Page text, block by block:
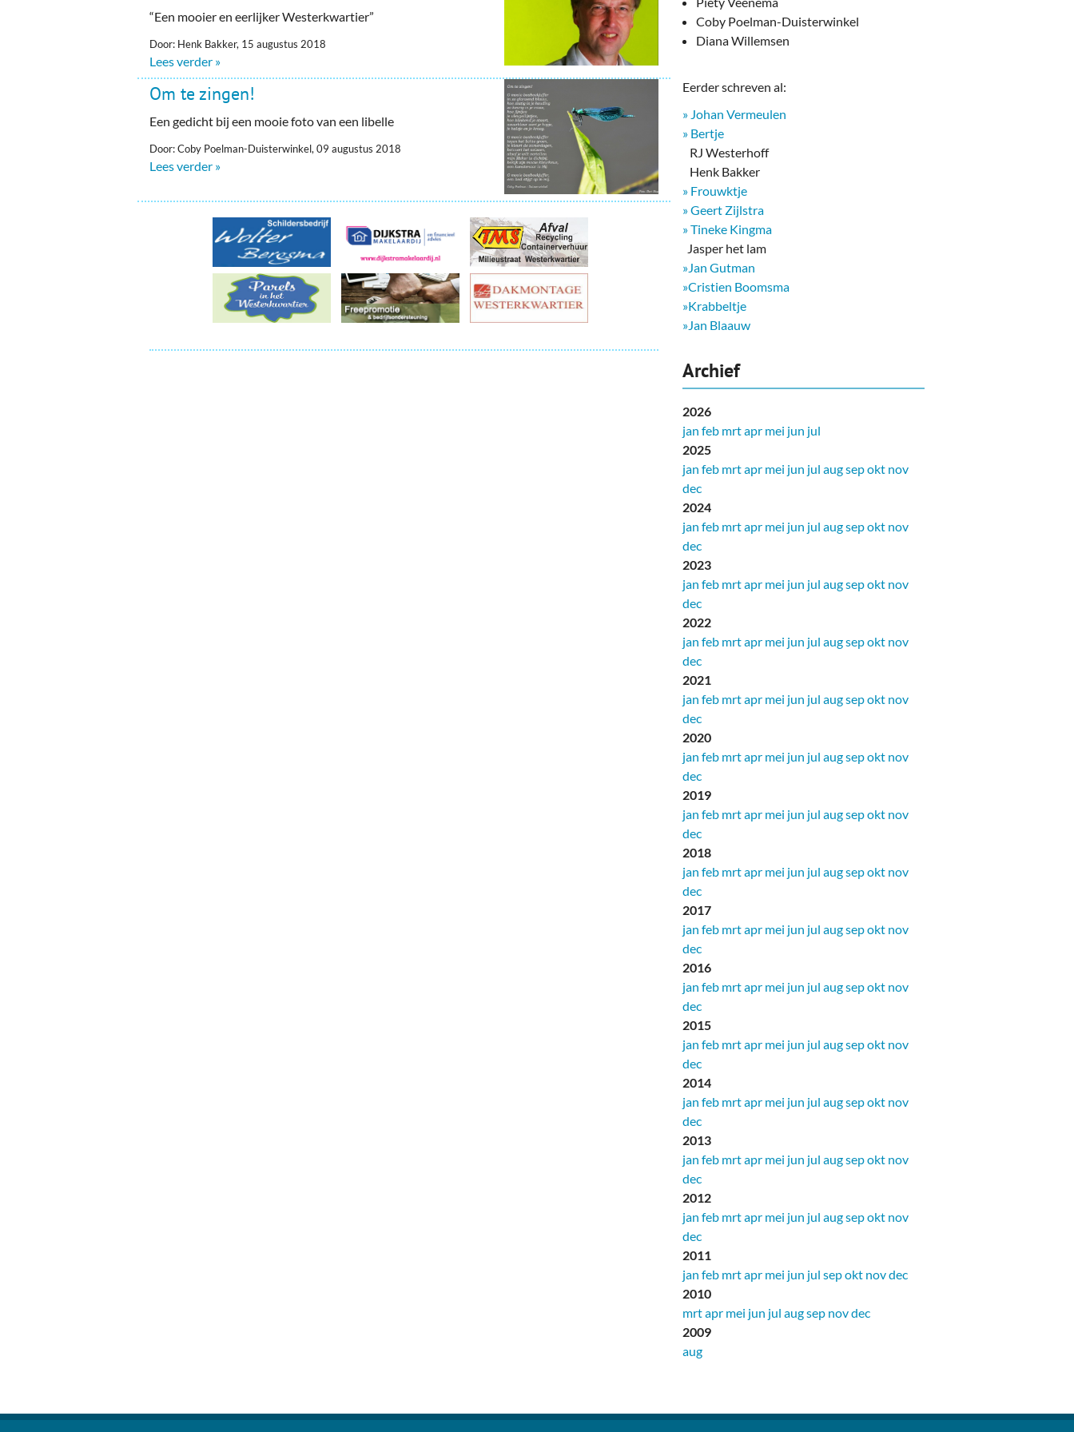
On-line bestellen in Zuidhorn
Diensten, Gemak & Zakelijk
(Ver) Bouw & Onderhoud
Bedrijventerreinen
Bedrijven in de Regio Zuidhorn
Bedrijven van Vroeger
“Een mooier en eerlijker Westerkwartier”
Door: Henk Bakker, 15 augustus 2018
Lees verder »
Om te zingen!
Een gedicht bij een mooie foto van een libelle
Door: Coby Poelman-Duisterwinkel, 09 augustus 2018
Lees verder »
Coby Poelman-Duisterwinkel
Diana Willemsen
Eerder schreven al:
» Johan Vermeulen
» Bertje
RJ Westerhoff
Henk Bakker
» Frouwktje
» Geert Zijlstra
» Tineke Kingma
​ Jasper het lam
»Jan Gutman
»Cristien Boomsma
»Krabbeltje
»Jan Blaauw
Archief
2026
jan feb mrtapr mei jun jul
2025
jan feb mrtapr mei jun jul augsepokt nov
dec
2024
jan feb mrtapr mei jun jul augsepokt nov
dec
2023
jan feb mrtapr mei jun jul augsepokt nov
dec
2022
jan feb mrtapr mei jun jul augsepokt nov
dec
2021
jan feb mrtapr mei jun jul augsepokt nov
dec
2020
jan feb mrtapr mei jun jul augsepokt nov
dec
2019
jan feb mrtapr mei jun jul augsepokt nov
dec
2018
jan feb mrtapr mei jun jul augsepokt nov
dec
2017
jan feb mrtapr mei jun jul augsepokt nov
dec
2016
jan feb mrtapr mei jun jul augsepokt nov
dec
2015
jan feb mrtapr mei jun jul augsepokt nov
dec
2014
jan feb mrtapr mei jun jul augsepokt nov
dec
2013
jan feb mrtapr mei jun jul augsepokt nov
dec
2012
jan feb mrtapr mei jun jul augsepokt nov
dec
2011
jan feb mrtapr mei jun jul sepokt novdec
2010
mrtapr mei jun jul augsep novdec
2009
aug